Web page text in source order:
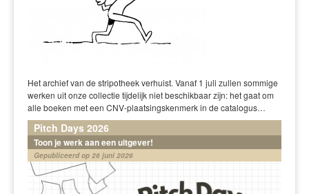
Het archief van de stripotheek verhuist. Vanaf 1 juli zullen sommige
werken uit onze collectie tijdelijk niet beschikbaar zijn: het gaat om
alle boeken met een CNV-plaatsingskenmerk in de catalogus…
Pitch Days 2026
Toon je werk aan een uitgever!
Gepubliceerd op 26 juni 2026